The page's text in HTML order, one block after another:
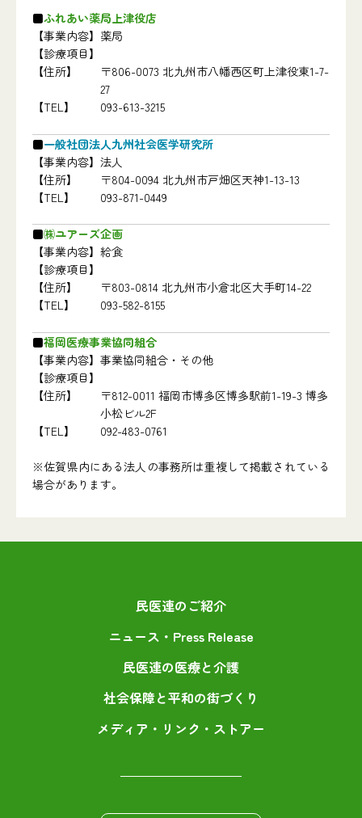
ふれあい薬局上津役店
【事業内容】 薬局
【診療項目】
【住所】
〒806-0073 北九州市八幡西区町上津役東1-7-
27
【TEL】
093-613-3215
一般社団法人九州社会医学研究所
【事業内容】 法人
【住所】
〒804-0094 北九州市戸畑区天神1-13-13
【TEL】
093-871-0449
㈱ユアーズ企画
【事業内容】 給食
【診療項目】
【住所】
〒803-0814 北九州市小倉北区大手町14-22
【TEL】
093-582-8155
福岡医療事業協同組合
【事業内容】 事業協同組合・その他
【診療項目】
【住所】
〒812-0011 福岡市博多区博多駅前1-19-3 博多
小松ビル2F
【TEL】
092-483-0761
※佐賀県内にある法人の事務所は重複して掲載されている
場合があります。
民医連のご紹介
ニュース・Press Release
民医連の医療と介護
社会保障と平和の街づくり
メディア・リンク・ストアー